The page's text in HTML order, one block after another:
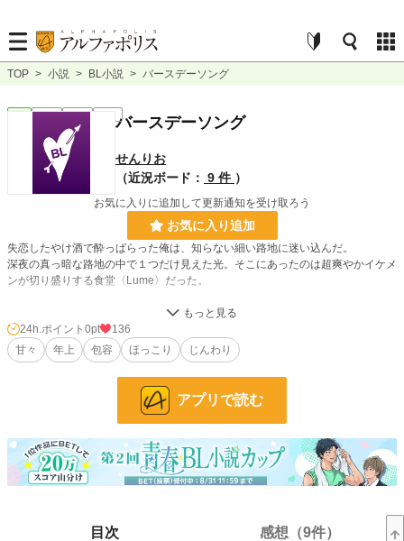
TOP > 小説 > BL小説 > バースデーソング
完結 長編 バースデーソング
せんりお
（近況ボード： 9 件 ）
お気に入りに追加して更新通知を受け取ろう
お気に入り追加
失恋したやけ酒で酔っぱらった俺は、知らない細い路地に迷い込んだ。
深夜の真っ暗な路地の中で１つだけ見えた光。そこにあったのは超爽やかイケメ
ンが切り盛りする食堂〈Lume〉だった。
舞台はイタリア。料理人とアーティストがじわじわ距離を詰めていくお話。
爽やかイタリア人×見せかけ強気日本人
R18には＊つけます。
24h.ポイント 0pt
136
甘々
年上 包容 ほっこり じんわり
アプリで読む
目次 感想（9件）